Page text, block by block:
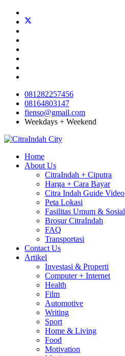
081282257456
08164803147
fienso@gmail.com
Weekdays + Weekend
Home
About Us
CitraIndah + Ciputra
Harga + Cara Bayar
Citra Indah Guide Video
Peta Lokasi
Fasilitas Umum & Sosial
Brosur CitraIndah
FAQ
Transportasi
Contact Us
Artikel
Investasi & Properti
Computer + Internet
Health
Film
Automotive
Writing
Sport
Home & Living
Food
Motivation